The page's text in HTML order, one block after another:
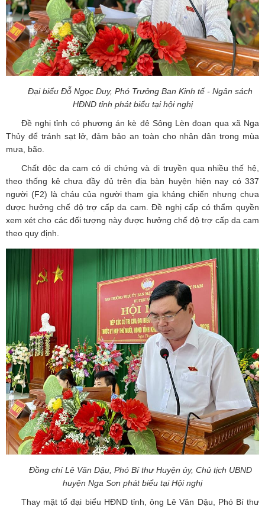
Đại biểu Đỗ Ngọc Duy, Phó Trưởng Ban Kinh tế - Ngân sách
HĐND tỉnh phát biểu tại hội nghị
Đề nghị tỉnh có phương án kè đê Sông Lèn đoạn qua xã Nga
Thủy để tránh sạt lở, đảm bảo an toàn cho nhân dân trong mùa
mưa, bão.
Chất độc da cam có di chứng và di truyền qua nhiều thế hệ,
theo thống kê chưa đầy đủ trên địa bàn huyện hiện nay có 337
người (F2) là cháu của người tham gia kháng chiến nhưng chưa
được hưởng chế độ trợ cấp da cam. Đề nghị cấp có thẩm quyền
xem xét cho các đối tượng này được hưởng chế độ trợ cấp da cam
theo quy định.
Đồng chí Lê Văn Dậu, Phó Bí thư Huyện ủy, Chủ tịch UBND
huyện Nga Sơn phát biểu tại Hội nghị
Thay mặt tổ đại biểu HĐND tỉnh, ông Lê Văn Dậu, Phó Bí thư